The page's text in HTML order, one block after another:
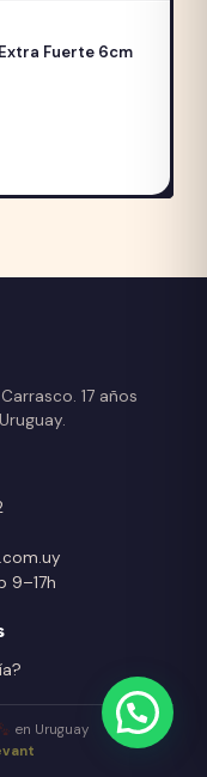
Fuerte 6cm
17 años
9–17h
en Uruguay